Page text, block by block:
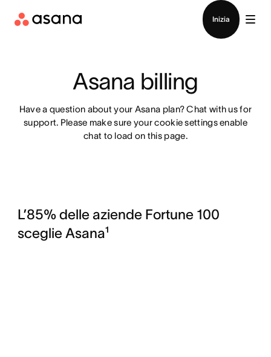
Inizia
Asana billing
Have a question about your Asana plan?Chat with us for
support. Please make sure your cookie settings enable
chat to load on this page.
L’85% delle aziende Fortune 100
sceglie Asana¹